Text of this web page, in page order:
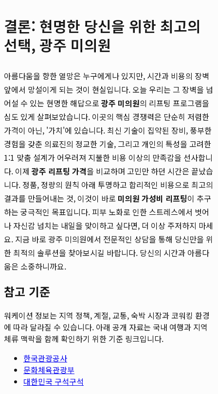
결론: 현명한 당신을 위한 최고의
선택, 광주 미의원
아름다움을 향한 열망은 누구에게나 있지만, 시간과 비용의 장벽
앞에서 망설이게 되는 것이 현실입니다. 오늘 우리는 그 장벽을 넘
어설 수 있는 현명한 해답으로광주 미의원의 리프팅 프로그램을
심도 있게 살펴보았습니다. 이곳의 핵심 경쟁력은 단순히 저렴한
가격이 아닌, '가치'에 있습니다. 최신 기술이 집약된 장비, 풍부한
경험을 갖춘 의료진의 정교한 기술, 그리고 개인의 특성을 고려한
1:1 맞춤 설계가 어우러져 지불한 비용 이상의 만족감을 선사합니
다. 이제광주 리프팅 가격을 비교하며 고민만 하던 시간은 끝났습
니다. 정품, 정량의 원칙 아래 투명하고 합리적인 비용으로 최고의
결과를 만들어내는 것, 이것이 바로 미의원 가성비 리프팅이 추구
하는 궁극적인 목표입니다. 피부 노화로 인한 스트레스에서 벗어
나 자신감 넘치는 내일을 맞이하고 싶다면, 더 이상 주저하지 마세
요. 지금 바로 광주 미의원에서 전문적인 상담을 통해 당신만을 위
한 최적의 솔루션을 찾아보시길 바랍니다. 당신의 시간과 아름다
움은 소중하니까요.
참고 기준
워케이션 정보는 지역 정책, 계절, 교통, 숙박 시장과 코워킹 환경
에 따라 달라질 수 있습니다. 아래 공개 자료는 국내 여행과 지역
체류 맥락을 함께 확인하기 위한 기준 링크입니다.
한국관광공사
문화체육관광부
대한민국 구석구석